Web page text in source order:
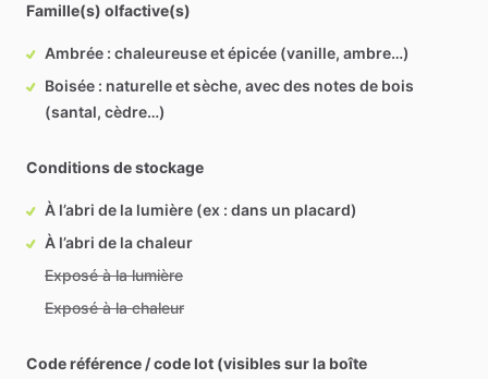
Famille(s) olfactive(s)
Ambrée : chaleureuse et épicée (vanille, ambre…)
Boisée : naturelle et sèche, avec des notes de bois
(santal, cèdre…)
Conditions de stockage
À l’abri de la lumière (ex : dans un placard)
À l’abri de la chaleur
Exposé à la lumière
Exposé à la chaleur
Code référence / code lot (visibles sur la boîte